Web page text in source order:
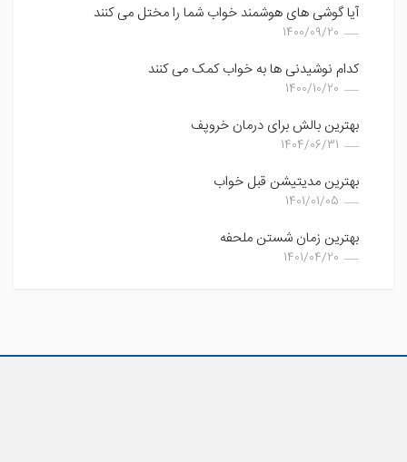
آیا گوشی های هوشمند خواب شما را مختل می کنند
1400/09/20
کدام نوشیدنی ها به خواب کمک می کنند
1400/10/20
بهترین بالش برای درمان خروپف
1404/06/31
بهترین مدیتیشن قبل خواب
1401/01/05
بهترین زمان شستن ملحفه
1401/04/20